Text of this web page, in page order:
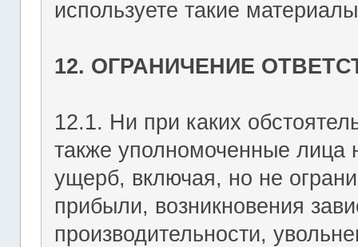
используете такие
12. ОГРАНИЧЕНИЕ
12.1. Ни при каких
также уполномоченные лица
ущерб, включая, но не
прибыли, возникновения
производительности,